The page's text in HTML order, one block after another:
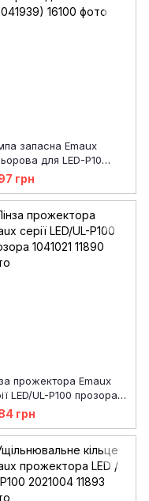
запасна Emaux
для LED-P10
грн
прожектора Emaux
LED/UL-P100 прозора
грн